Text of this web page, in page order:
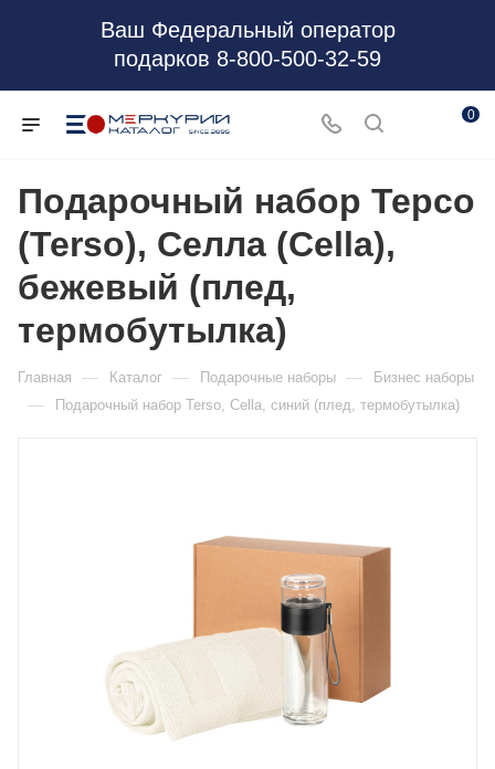
Ваш Федеральный оператор
подарков 8-800-500-32-59
0
Подарочный набор Терсо
(Terso), Селла (Cella),
бежевый (плед,
термобутылка)
Главная — Каталог — Подарочные наборы — Бизнес наборы
— Подарочный набор Terso, Cella, синий (плед, термобутылка)